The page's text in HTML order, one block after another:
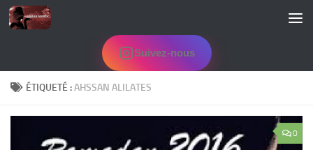
Skip to content
Suivez-nous
ÉTIQUETÉ :AHSSAN ALILATES
0